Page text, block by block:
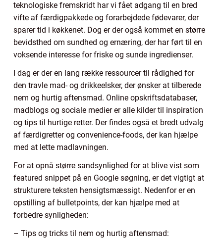
teknologiske fremskridt har vi fået adgang til en bred
vifte af færdigpakkede og forarbejdede fødevarer, der
sparer tid i køkkenet. Dog er der også kommet en større
bevidsthed om sundhed og ernæring, der har ført til en
voksende interesse for friske og sunde ingredienser.
I dag er der en lang række ressourcer til rådighed for
den travle mad- og drikkeelsker, der ønsker at tilberede
nem og hurtig aftensmad. Online opskriftsdatabaser,
madblogs og sociale medier er alle kilder til inspiration
og tips til hurtige retter. Der findes også et bredt udvalg
af færdigretter og convenience-foods, der kan hjælpe
med at lette madlavningen.
For at opnå større sandsynlighed for at blive vist som
featured snippet på en Google søgning, er det vigtigt at
strukturere teksten hensigtsmæssigt. Nedenfor er en
opstilling af bulletpoints, der kan hjælpe med at
forbedre synligheden:
– Tips og tricks til nem og hurtig aftensmad: